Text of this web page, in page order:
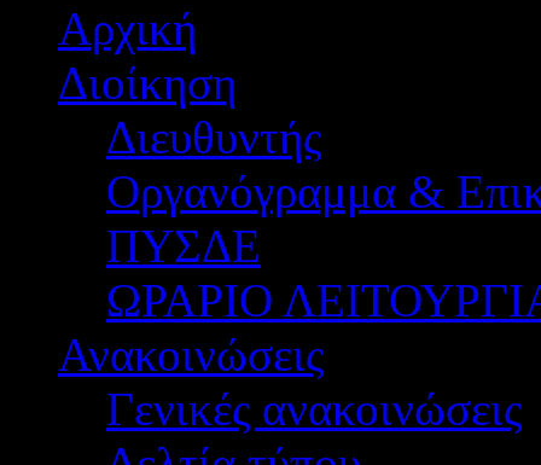
Αρχική
Διοίκηση
Διευθυντής
Οργανόγραμμα &
ΠΥΣΔΕ
ΩΡΑΡΙΟ
Ανακοινώσεις
Γενικές ανακοινώσεις